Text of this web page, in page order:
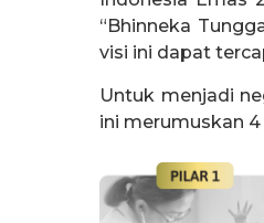
“Bhinneka
visi ini dapat
Untuk menjadi
ini merumuskan